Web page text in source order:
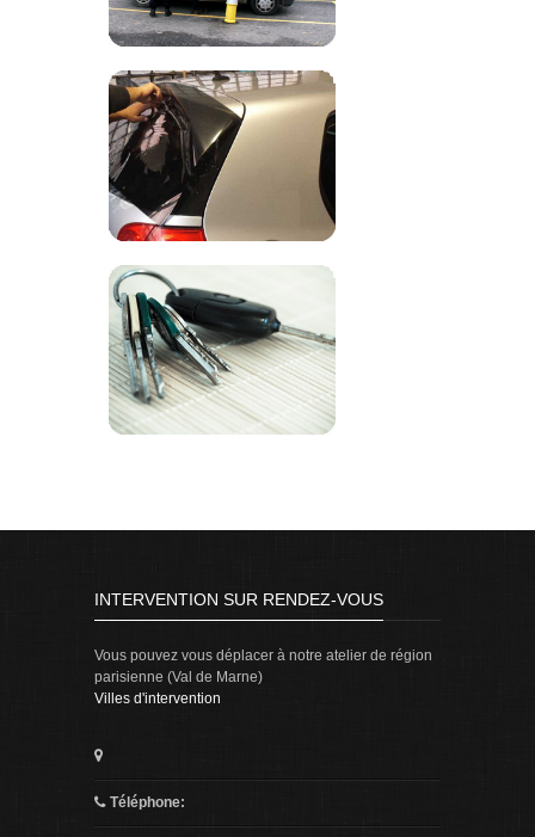
INTERVENTION SUR RENDEZ-VOUS
Vous pouvez vous déplacer à notre atelier de région
parisienne (Val de Marne)
Villes d'intervention
Téléphone: